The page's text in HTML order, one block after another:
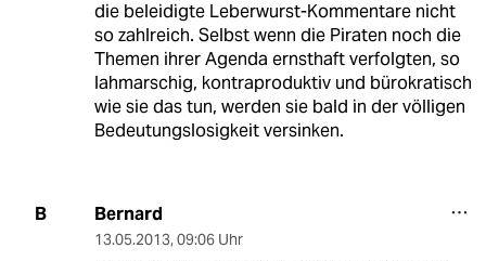
die beleidigte Leberwurst-Kommentare nicht
so zahlreich. Selbst wenn die Piraten noch die
Themen ihrer Agenda ernsthaft verfolgten, so
lahmarschig, kontraproduktiv und bürokratisch
wie sie das tun, werden sie bald in der völligen
Bedeutungslosigkeit versinken.
B Bernard
13.05.2013, 09:06 Uhr